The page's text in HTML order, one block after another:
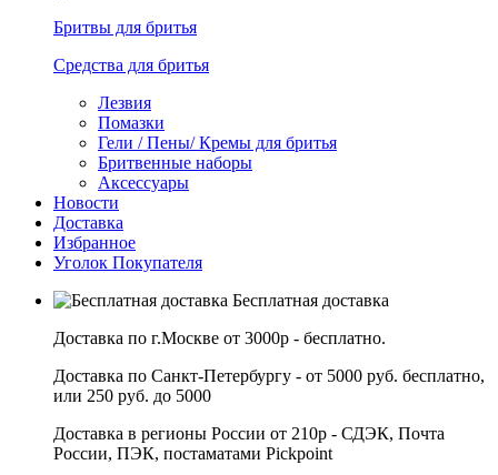
Бритвы для бритья
Средства для бритья
Лезвия
Помазки
Гели / Пены/ Кремы для бритья
Бритвенные наборы
Аксессуары
Новости
Доставка
Избранное
Уголок Покупателя
Бесплатная доставка
Доставка по г.Москве от 3000р - бесплатно.
Доставка по Санкт-Петербургу - от 5000 руб. бесплатно,
или 250 руб. до 5000
Доставка в регионы России от 210р - СДЭК, Почта
России, ПЭК, постаматами Pickpoint